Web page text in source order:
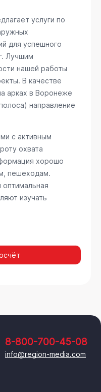
услуги по
для успешного
Лучшим
нашей работы
В качестве
арках в Воронеже
направление
с активным
охвата
хорошо
пешеходам.
изучать
8-800-700-45-08
info@region-media.com